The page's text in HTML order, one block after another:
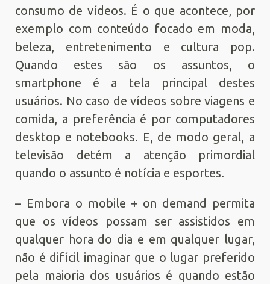
consumo de vídeos. É o que acontece, por
exemplo com conteúdo focado em moda,
beleza, entretenimento e cultura pop.
Quando estes são os assuntos, o
smartphone é a tela principal destes
usuários. No caso de vídeos sobre viagens e
comida, a preferência é por computadores
desktop e notebooks. E, de modo geral, a
televisão detém a atenção primordial
quando o assunto é notícia e esportes.
– Embora o mobile + on demand permita
que os vídeos possam ser assistidos em
qualquer hora do dia e em qualquer lugar,
não é difícil imaginar que o lugar preferido
pela maioria dos usuários é quando estão